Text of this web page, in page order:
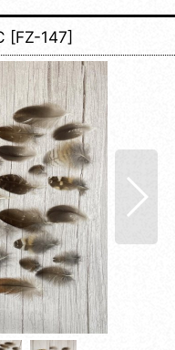
[FZ-147]